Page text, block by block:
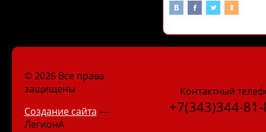
© 2026 Все права
защищены
Создание сайта —
ЛегионА
Контактный
+7(343)344-